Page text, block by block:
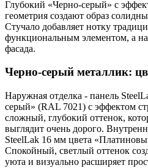
Глубокий «Черно-серый» с
геометрия создают образ
Стучало добавляет нотку
функциональным элементом, а
фасада.
Черно-серый металлик:
Наружная отделка - панель
серый» (RAL 7021) с эффектом
сложный, глубокий оттенок,
выглядит очень дорого.
SteelLak 16 мм цвета
Спокойный, светлый оттенок
уюта и визуально расширяет